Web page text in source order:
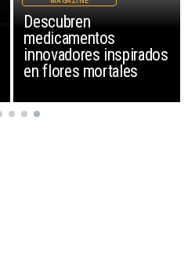
Descubren
medicamentos
innovadores inspirados
en flores mortales